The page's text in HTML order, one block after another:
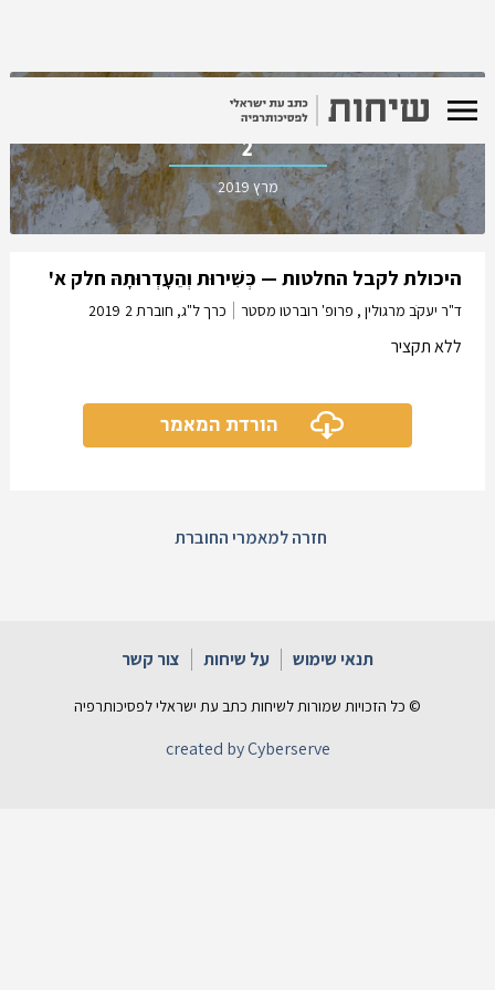
כרך ל"ג, חוברת
2
מרץ 2019
היכולת לקבל החלטות — כְּשִׁירוּת וְהֵעָדְרוּתָהּ חלק א'
ד"ר יעקֹב מרגולין , פרופ' רוברטו מסטר כרך ל"ג, חוברת 2 2019
ללא תקציר
הורדת המאמר
חזרה למאמרי החוברת
תנאי שימוש על שיחות צור קשר
© כל הזכויות שמורות לשיחות כתב עת ישראלי לפסיכותרפיה
created by Cyberserve